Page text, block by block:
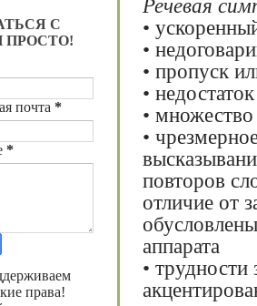
С
ПРОСТО!
почта *
*
права!
Речевая
•
•
• пропуск
•
•
•
повторов
отличие от
аппарата
•